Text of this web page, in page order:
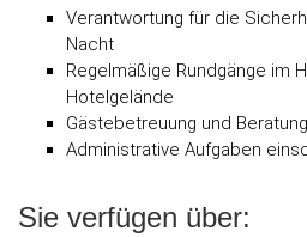
Verantwortung für die
Nacht
Regelmäßige Rundgänge im
Hotelgelände
Gästebetreuung und Beratung
Administrative Aufgaben
Sie verfügen über: